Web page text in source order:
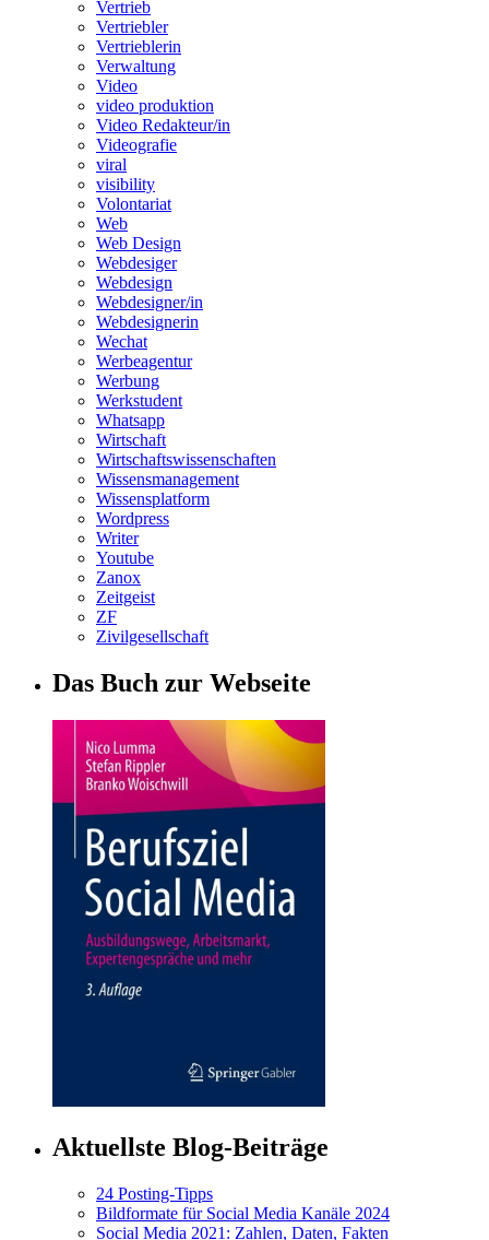
Vertrieb
Vertriebler
Vertrieblerin
Verwaltung
Video
video produktion
Video Redakteur/in
Videografie
viral
visibility
Volontariat
Web
Web Design
Webdesiger
Webdesign
Webdesigner/in
Webdesignerin
Wechat
Werbeagentur
Werbung
Werkstudent
Whatsapp
Wirtschaft
Wirtschaftswissenschaften
Wissensmanagement
Wissensplatform
Wordpress
Writer
Youtube
Zanox
Zeitgeist
ZF
Zivilgesellschaft
Das Buch zur Webseite
Aktuellste Blog-Beiträge
24 Posting-Tipps
Bildformate für Social Media Kanäle 2024
Social Media 2021: Zahlen, Daten, Fakten